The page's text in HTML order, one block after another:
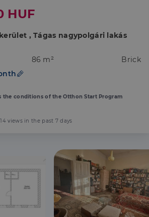
HUF
, Tágas nagypolgári lakás
86 m²
Brick
the conditions of the Otthon Start Program
14 views in the past 7 days